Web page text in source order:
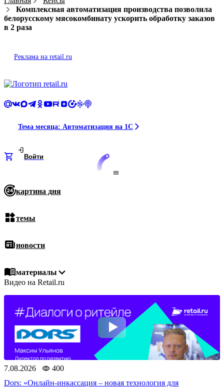
Тема месяца: Автоматизация на 1С
Войти
картина дня
темы
новости
материалы
события
бизнес-центр
Комплексная автоматизация производства позволила
белорусскому мясокомбинату ускорить обработку заказов
в 2 раза
Реклама на retail.ru
Видео на Retail.ru
7.08.2026
400
Dors: «Онлайн-инкассация – новая технология для